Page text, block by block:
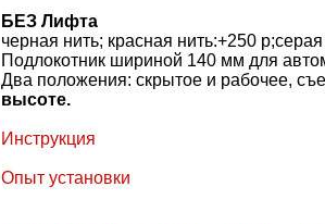
БЕЗ Лифта
черная нить; красная нить:+250
Подлокотник шириной 140 мм для
Два положения: скрытое и рабочее,
высоте.
Инструкция
Опыт установки